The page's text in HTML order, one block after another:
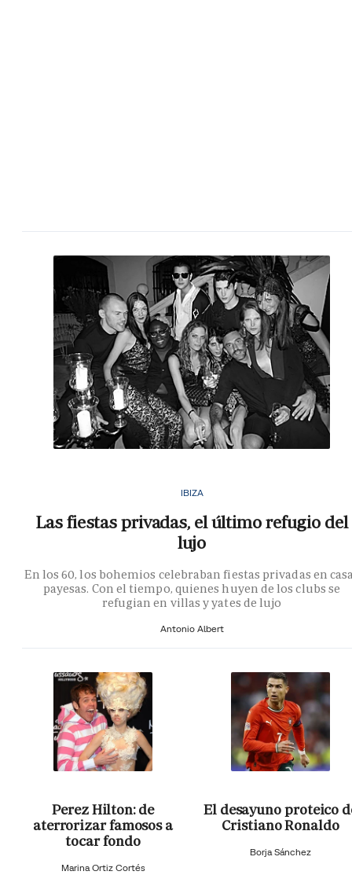
IBIZA
Las fiestas privadas, el último refugio del
lujo
En los 60, los bohemios celebraban fiestas privadas en
payesas. Con el tiempo, quienes huyen de los clubs se
refugian en villas y yates de lujo
Antonio Albert
Perez Hilton: de
aterrorizar famosos a
tocar fondo
Marina Ortiz Cortés
El desayuno proteico
Cristiano Ronaldo
Borja Sánchez